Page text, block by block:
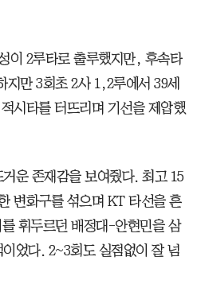
이 2루타로 출루했지만, 후속타
지만 3회초 2사 1,2루에서 39세
시타를 터뜨리며 기선을 제압했
운 존재감을 보여줬다. 최고 15
변화구를 섞으며 KT 타선을 흔
휘두르던 배정대-안현민을 삼
었다. 2~3회도 실점없이 잘 넘